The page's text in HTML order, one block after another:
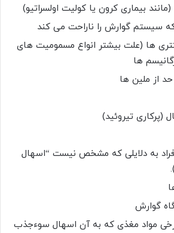
بیماری کرون یا کولیت اولسراتیو)
سیستم گوارش را ناراحت می کند
ها (علت بیشتر انواع مسمومیت های
ها
از ملین ها
(پرکاری تیروئید)
به دلایلی که مشخص نیست “اسهال
گوارش
مواد مغذی که به آن اسهال سوءجذب